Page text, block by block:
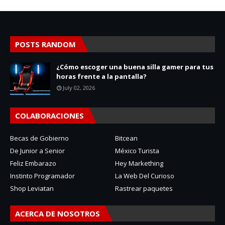
POSTS RANDOM
¿Cómo escoger una buena silla gamer para tus
horas frente a la pantalla?
July 02, 2026
COLABORACIONES
Becas de Gobierno
Bitcean
De Junior a Senior
México Turista
Feliz Embarazo
Hey Markething
Instinto Programador
La Web Del Curioso
Shop Leviatan
Rastrear paquetes
ACERCA DE NOSOTROS